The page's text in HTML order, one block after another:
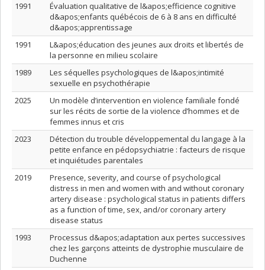
1991
Évaluation qualitative de l&apos;efficience cognitive
d&apos;enfants québécois de 6 à 8 ans en difficulté
d&apos;apprentissage
1991
L&apos;éducation des jeunes aux droits et libertés de
la personne en milieu scolaire
1989
Les séquelles psychologiques de l&apos;intimité
sexuelle en psychothérapie
2025
Un modèle d’intervention en violence familiale fondé
sur les récits de sortie de la violence d’hommes et de
femmes innus et cris
2023
Détection du trouble développemental du langage à la
petite enfance en pédopsychiatrie : facteurs de risque
et inquiétudes parentales
2019
Presence, severity, and course of psychological
distress in men and women with and without coronary
artery disease : psychological status in patients differs
as a function of time, sex, and/or coronary artery
disease status
1993
Processus d&apos;adaptation aux pertes successives
chez les garçons atteints de dystrophie musculaire de
Duchenne